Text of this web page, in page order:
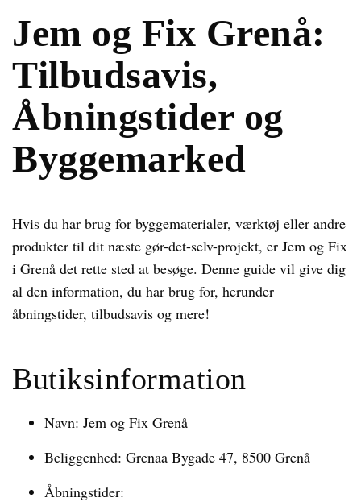
Jem og Fix Grenå:
Tilbudsavis,
Åbningstider og
Byggemarked
Hvis du har brug for byggematerialer, værktøj eller andre
produkter til dit næste gør-det-selv-projekt, er Jem og Fix
i Grenå det rette sted at besøge. Denne guide vil give dig
al den information, du har brug for, herunder
åbningstider, tilbudsavis og mere!
Butiksinformation
Navn: Jem og Fix Grenå
Beliggenhed: Grenaa Bygade 47, 8500 Grenå
Åbningstider: